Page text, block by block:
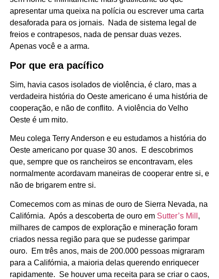
apresentar uma queixa na polícia ou escrever uma carta
desaforada para os jornais. Nada de sistema legal de
freios e contrapesos, nada de pensar duas vezes.
Apenas você e a arma.
Por que era pacífico
Sim, havia casos isolados de violência, é claro, mas a
verdadeira história do Oeste americano é uma história de
cooperação, e não de conflito. A violência do Velho
Oeste é um mito.
Meu colega Terry Anderson e eu estudamos a história do
Oeste americano por quase 30 anos. E descobrimos
que, sempre que os rancheiros se encontravam, eles
normalmente acordavam maneiras de cooperar entre si, e
não de brigarem entre si.
Comecemos com as minas de ouro de Sierra Nevada, na
Califórnia. Após a descoberta de ouro em Sutter’s Mill ,
milhares de campos de exploração e mineração foram
criados nessa região para que se pudesse garimpar
ouro. Em três anos, mais de 200.000 pessoas migraram
para a Califórnia, a maioria delas querendo enriquecer
rapidamente. Se houver uma receita para se criar o caos,